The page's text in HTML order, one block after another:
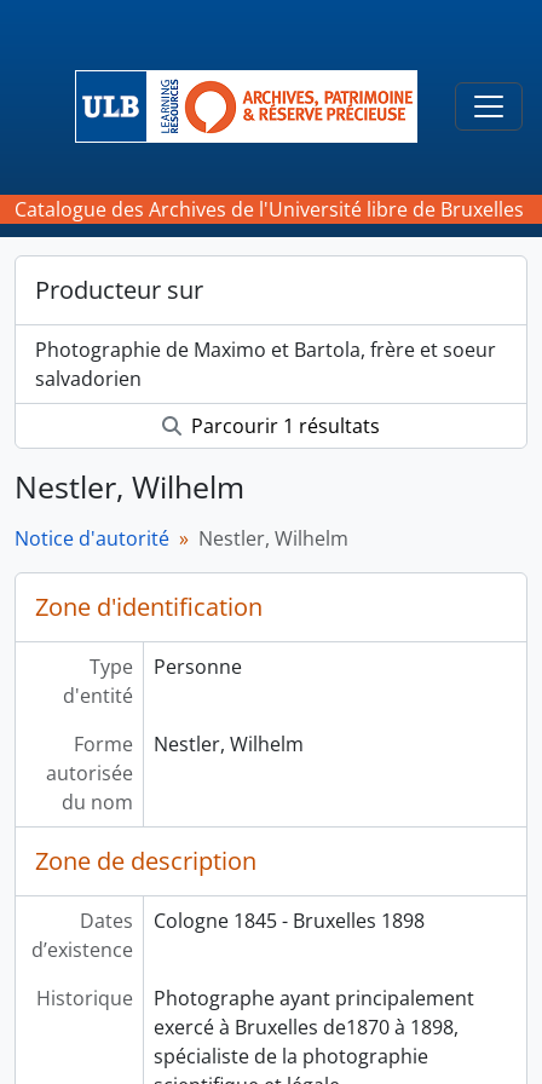
Catalogue des Archives de l'Université libre de Bruxelles
Producteur sur
Photographie de Maximo et Bartola, frère et soeur
salvadorien
Parcourir 1 résultats
Nestler, Wilhelm
Notice d'autorité Nestler, Wilhelm
Zone d'identification
Type
d'entité
Personne
Forme
autorisée
du nom
Nestler, Wilhelm
Zone de description
Dates
d’existence
Cologne 1845 - Bruxelles 1898
Historique
Photographe ayant principalement
exercé à Bruxelles de1870 à 1898,
spécialiste de la photographie